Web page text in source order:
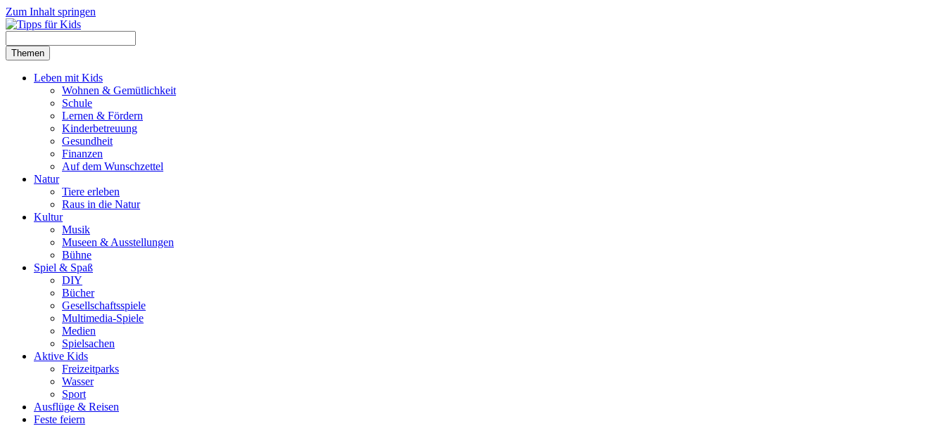
Zum Inhalt springen
Themen
Leben mit Kids
Wohnen & Gemütlichkeit
Schule
Lernen & Fördern
Kinderbetreuung
Gesundheit
Finanzen
Auf dem Wunschzettel
Natur
Tiere erleben
Raus in die Natur
Kultur
Musik
Museen & Ausstellungen
Bühne
Spiel & Spaß
DIY
Bücher
Gesellschaftsspiele
Multimedia-Spiele
Medien
Spielsachen
Aktive Kids
Freizeitparks
Wasser
Sport
Ausflüge & Reisen
Feste feiern